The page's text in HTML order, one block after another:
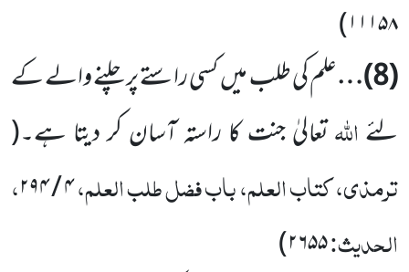
۱۱۱۵۸)
(
8
)…علم کی طلب میںکسی راستے پر چلنے والے کے
لئےاللّٰہتعالیٰ جنت کا راستہ آسان کر دیتا ہے۔(
ترمذی، کتاب العلم، باب فضل طلب العلم،۴/۲۹۴،
الحدیث:۲۶۵۵)